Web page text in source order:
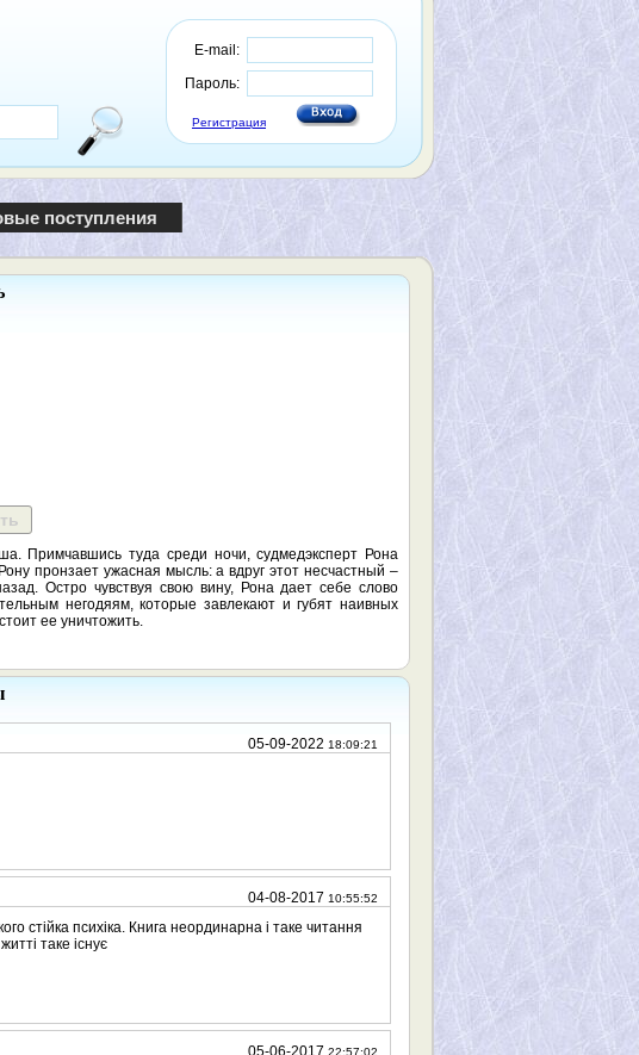
E-mail:
Пароль:
Регистрация
поступления
Примчавшись туда среди ночи, судмедэксперт Рона
пронзает ужасная мысль: а вдруг этот несчастный –
Остро чувствуя свою вину, Рона дает себе слово
негодяям, которые завлекают и губят наивных
ее уничтожить.
05-09-2022 18:09:21
04-08-2017 10:55:52
стійка психіка. Книга неординарна і таке читання
таке існує
05-06-2017 22:57:02